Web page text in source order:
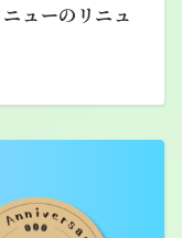
ューのリニュ